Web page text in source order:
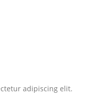
adipiscing elit.